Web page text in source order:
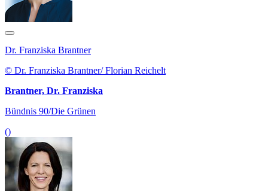
Dr. Franziska Brantner
© Dr. Franziska Brantner/ Florian Reichelt
Brantner, Dr. Franziska
Bündnis 90/Die Grünen
()